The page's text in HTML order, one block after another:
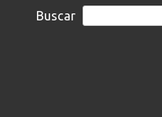
Buscar